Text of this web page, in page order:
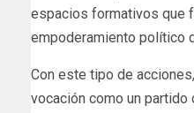
espacios formativos que
empoderamiento político
Con este tipo de
vocación como un partido